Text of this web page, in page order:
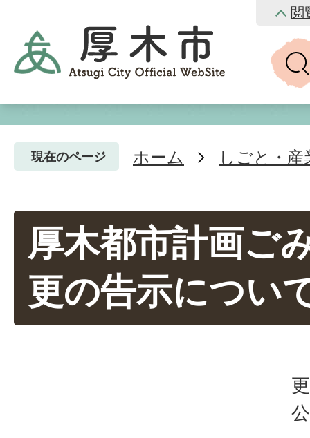
閲
現在のページ ホーム しごと・産
厚木都市計画ご
更の告示につい